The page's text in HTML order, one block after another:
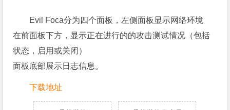
Evil Foca分为四个面板，左侧面板显示网络环境
在前面板下方，显示正在进行的的攻击测试情况（包括
状态，启用或关闭）
面板底部展示日志信息。
下载地址